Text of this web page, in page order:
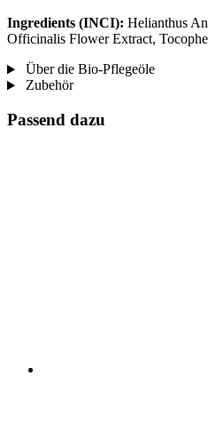
Ingredients (INCI): Helianthus
Officinalis Flower Extract,
Über die Bio-Pflegeöle
Zubehör
Passend dazu